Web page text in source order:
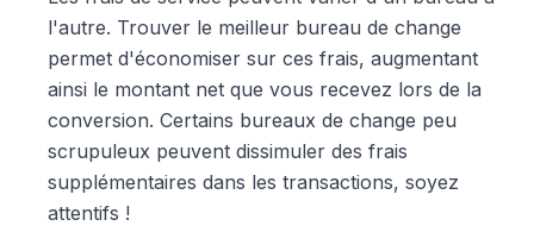
l'autre. Trouver le meilleur bureau de change
permet d'économiser sur ces frais, augmentant
ainsi le montant net que vous recevez lors de la
conversion. Certains bureaux de change peu
scrupuleux peuvent dissimuler des frais
supplémentaires dans les transactions, soyez
attentifs !